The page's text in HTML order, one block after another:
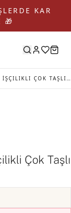
KAR
🎁
GLOBAL WARMING YANIK MINE İŞÇILIKLI ÇOK TAŞLI BOTANIK TASARIM KADIN KÜPE
Çok Taşlı